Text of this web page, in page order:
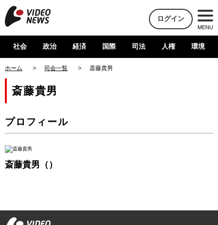
ログイン
MENU
社会 政治 経済 国際 司法 人権 環境
ホーム 司会一覧 斎藤貴男
斎藤貴男
プロフィール
斎藤貴男（）